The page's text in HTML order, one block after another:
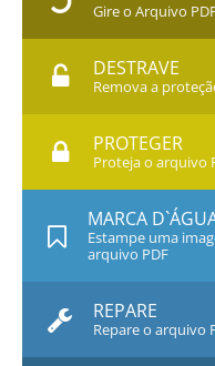
Gire o Arquivo
DESTRAVE
Remova a
PROTEGER
Proteja o arquivo
MARCA
Estampe uma
arquivo PDF
REPARE
Repare o arquivo